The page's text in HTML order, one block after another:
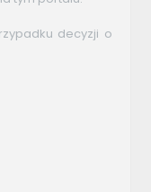
decyzji o